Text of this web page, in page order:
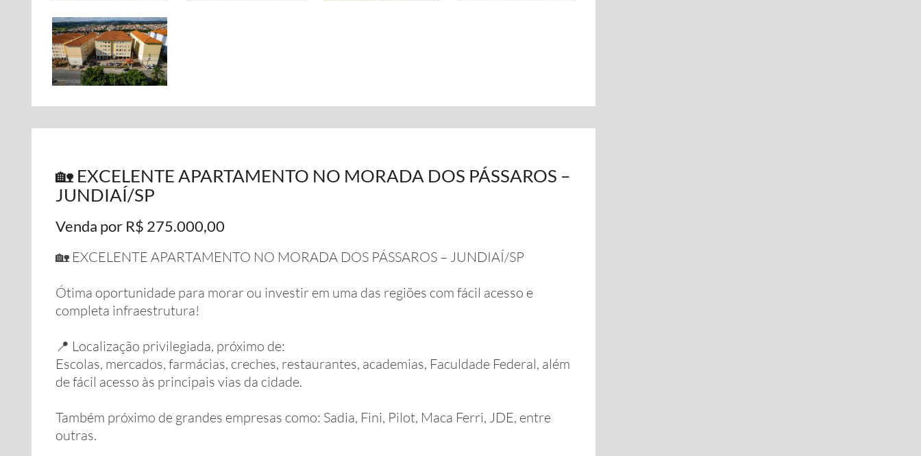
🏡 EXCELENTE APARTAMENTO NO MORADA DOS PÁSSAROS –
JUNDIAÍ/SP
Venda por R$ 275.000,00
🏡 EXCELENTE APARTAMENTO NO MORADA DOS PÁSSAROS – JUNDIAÍ/SP
Ótima oportunidade para morar ou investir em uma das regiões com fácil acesso e
completa infraestrutura!
📍 Localização privilegiada, próximo de:
Escolas, mercados, farmácias, creches, restaurantes, academias, Faculdade Federal, além
de fácil acesso às principais vias da cidade.
Também próximo de grandes empresas como: Sadia, Fini, Pilot, Maca Ferri, JDE, entre
outras.